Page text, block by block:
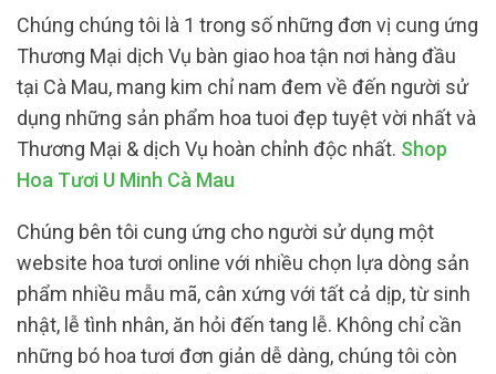
Chúng chúng tôi là 1 trong số những đơn vị cung ứng
Thương Mại dịch Vụ bàn giao hoa tận nơi hàng đầu
tại Cà Mau, mang kim chỉ nam đem về đến người sử
dụng những sản phẩm hoa tuoi đẹp tuyệt vời nhất và
Thương Mại & dịch Vụ hoàn chỉnh độc nhất. Shop
Hoa Tươi U Minh Cà Mau
Chúng bên tôi cung ứng cho người sử dụng một
website hoa tươi online với nhiều chọn lựa dòng sản
phẩm nhiều mẫu mã, cân xứng với tất cả dịp, từ sinh
nhật, lễ tình nhân, ăn hỏi đến tang lễ. Không chỉ cần
những bó hoa tươi đơn giản dễ dàng, chúng tôi còn